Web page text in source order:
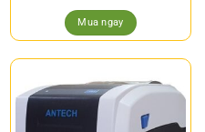
Mua ngay